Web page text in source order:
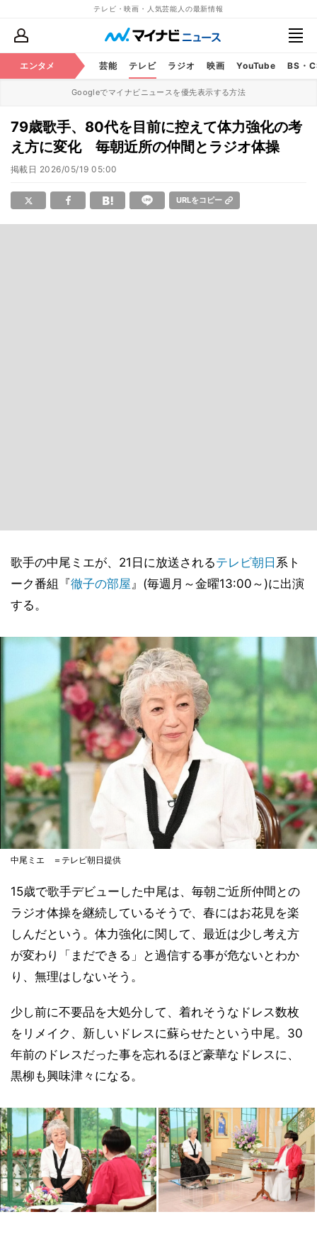
テレビ・映画・人気芸能人の最新情報
エンタメ 芸能 テレビ ラジオ 映画 YouTube BS・
Googleでマイナビニュースを優先表示する方法
79歳歌手、80代を目前に控えて体力強化の考
え方に変化 毎朝近所の仲間とラジオ体操
掲載日 2026/05/19 05:00
URLをコピー
歌手の中尾ミエが、21日に放送されるテレビ朝日 系ト
ーク番組『徹子の部屋』(毎週月～金曜13:00～)に出演
する。
中尾ミエ ＝テレビ朝日提供
15歳で歌手デビューした中尾は、毎朝ご近所仲間との
ラジオ体操を継続しているそうで、春にはお花見を楽
しんだという。体力強化に関して、最近は少し考え方
が変わり「まだできる」と過信する事が危ないとわか
り、無理はしないそう。
少し前に不要品を大処分して、着れそうなドレス数枚
をリメイク、新しいドレスに蘇らせたという中尾。30
年前のドレスだった事を忘れるほど豪華なドレスに、
黒柳も興味津々になる。